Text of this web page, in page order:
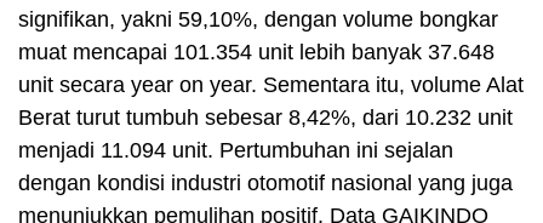
signifikan, yakni 59,10%, dengan volume bongkar
muat mencapai 101.354 unit lebih banyak 37.648
unit secara year on year. Sementara itu, volume Alat
Berat turut tumbuh sebesar 8,42%, dari 10.232 unit
menjadi 11.094 unit. Pertumbuhan ini sejalan
dengan kondisi industri otomotif nasional yang juga
menunjukkan pemulihan positif. Data GAIKINDO